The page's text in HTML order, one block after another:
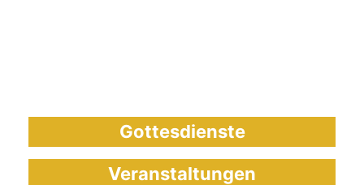
Gottesdienste
Veranstaltungen